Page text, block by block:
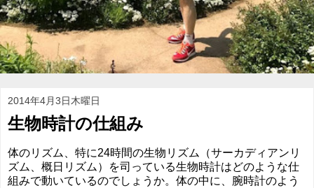
2014年4月3日木曜日
生物時計の仕組み
体のリズム、特に24時間の生物リズム（サーカディアンリ
ズム、概日リズム）を司っている生物時計はどのような仕
組みで動いているのでしょうか。体の中に、腕時計のよう